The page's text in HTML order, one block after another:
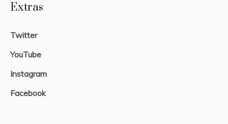
Extras
Twitter
YouTube
Instagram
Facebook